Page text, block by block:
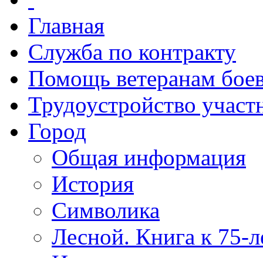
Главная
Служба по контракту
Помощь ветеранам
Трудоустройство
Город
Общая информация
История
Символика
Лесной. Книга к 75-